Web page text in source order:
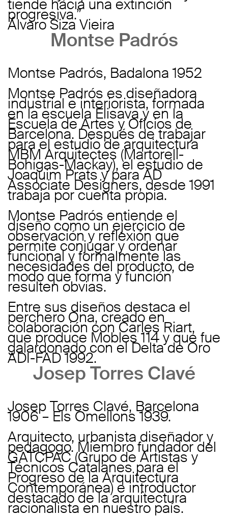
tiende hacia una extinción
progresiva.”
Álvaro Siza Vieira
Montse Padrós
Montse Padrós, Badalona 1952
Montse Padrós es diseñadora
industrial e interiorista, formada
en la escuela Elisava y en la
Escuela de Artes y Oficios de
Barcelona. Después de trabajar
para el estudio de arquitectura
MBM Arquitectes (Martorell-
Bohigas-Mackay), el estudio de
Joaquim Prats y para AD
Associate Designers, desde 1991
trabaja por cuenta propia.
Montse Padrós entiende el
diseño como un ejercicio de
observación y reflexión que
permite conjugar y ordenar
funcional y formalmente las
necesidades del producto, de
modo que forma y función
resulten obvias.
Entre sus diseños destaca el
perchero Ona, creado en
colaboración con Carles Riart,
que produce Mobles 114 y que fue
galardonado con el Delta de Oro
ADI-FAD 1992.
Josep Torres Clavé
Josep Torres Clavé, Barcelona
1906 – Els Omellons 1939.
Arquitecto, urbanista diseñador y
pedagogo. Miembro fundador del
GATCPAC (Grupo de Artistas y
Técnicos Catalanes para el
Progreso de la Arquitectura
Contemporánea) e introductor
destacado de la arquitectura
racionalista en nuestro país.